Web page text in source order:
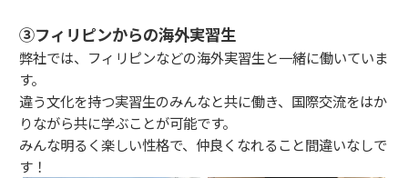
③フィリピンからの海外実習生
弊社では、フィリピンなどの海外実習生と一緒に働いていま
す。
違う文化を持つ実習生のみんなと共に働き、国際交流をはか
りながら共に学ぶことが可能です。
みんな明るく楽しい性格で、仲良くなれること間違いなしで
す！